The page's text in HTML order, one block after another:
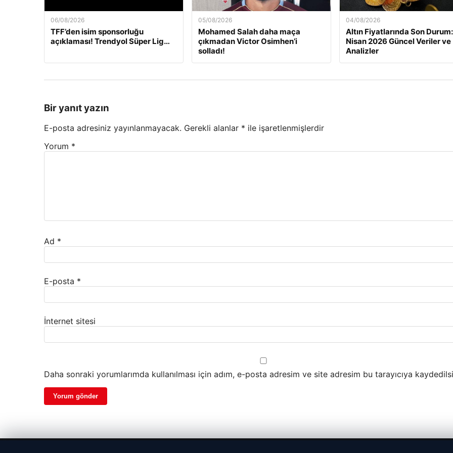
06/08/2026
TFF’den isim sponsorluğu
açıklaması! Trendyol Süper Lig…
05/08/2026
Mohamed Salah daha maça
çıkmadan Victor Osimhen’i
solladı!
04/08/2026
Altın Fiyatlarında Son
Nisan 2026 Güncel Veriler ve
Analizler
Bir yanıt yazın
E-posta adresiniz yayınlanmayacak. Gerekli alanlar * ile işaretlenmişlerdir
Yorum *
Ad *
E-posta *
İnternet sitesi
Daha sonraki yorumlarımda kullanılması için adım, e-posta adresim ve site adresim bu tarayıcıya